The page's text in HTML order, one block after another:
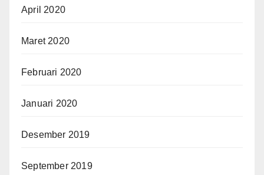
April 2020
Maret 2020
Februari 2020
Januari 2020
Desember 2019
September 2019